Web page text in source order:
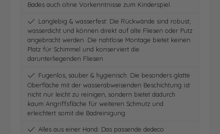
Bades auch ohne Vorkenntnisse zum Kinderspiel.
Langlebig & wasserfest: Die Rückwände sind robust,
wasserdicht und können direkt auf alte Fliesen oder Putz
angebracht werden. Die nahtlose Montage bietet keinen
Platz für Schimmel und konserviert die
darunterliegenden Fliesen
Fugenlos, sauber & hygienisch: Die besonders glatte
Oberfläche mit der wasserabweisenden Beschichtung ist
nicht nur leicht zu reinigen, sondern bietet dadurch
kaum Angriffsfläche für weiteren Schmutz und
erleichtert somit die Badreinigung
Alles aus einer Hand: Das passende dedeco